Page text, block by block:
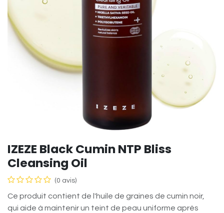
IZEZE Black Cumin NTP Bliss
Cleansing Oil
(0 avis)
Ce produit contient de l'huile de graines de cumin noir,
qui aide à maintenir un teint de peau uniforme après